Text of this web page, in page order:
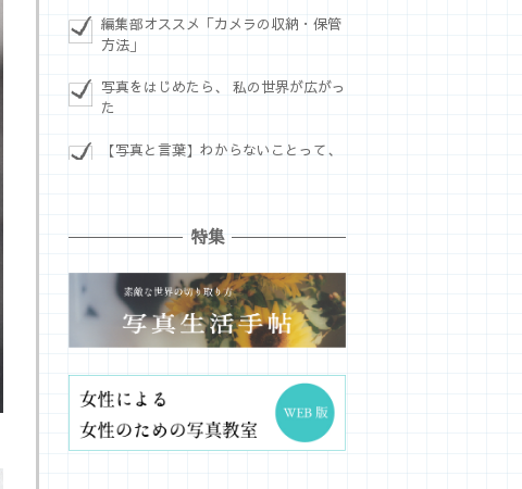
編集部オススメ「カメラの収納・保管
方法」
写真をはじめたら、 私の世界が広がっ
た
【写真と言葉】わからないことって、
特集